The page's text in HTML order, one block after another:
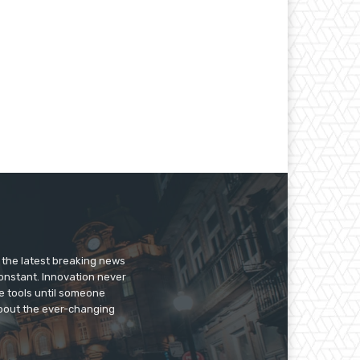
latest breaking news
Innovation never
tools until someone
the ever-changing